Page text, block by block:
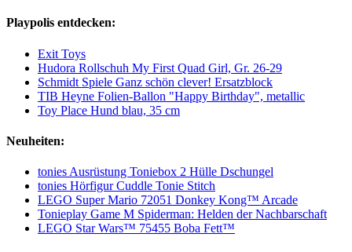
Playpolis entdecken:
Exit Toys
Hudora Rollschuh My First Quad Girl, Gr. 26-29
Schmidt Spiele Ganz schön clever! Ersatzblock
TIB Heyne Folien-Ballon "Happy Birthday", metallic
Toy Place Hund blau, 35 cm
Neuheiten:
tonies Ausrüstung Toniebox 2 Hülle Dschungel
tonies Hörfigur Cuddle Tonie Stitch
LEGO Super Mario 72051 Donkey Kong™ Arcade
Tonieplay Game M Spiderman: Helden der Nachbarschaft
LEGO Star Wars™ 75455 Boba Fett™